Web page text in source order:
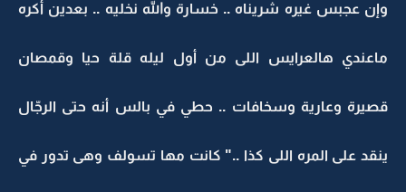
وإن عجبس غيره شريناه .. خسارة والله نخليه .. بعدين أكره
ماعندي هالعرايس اللى من أول ليله قلة حيا وقمصان
قصيرة وعارية وسخافات .. حطي في بالس أنه حتى الرجّال
ينقد على المره اللى كذا .." كانت مها تسولف وهى تدور في